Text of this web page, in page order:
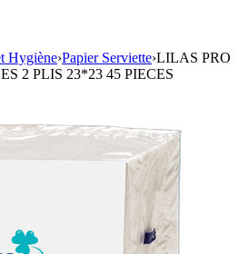
Hygiène›Papier Serviette›LILAS PRO
2 PLIS 23*23 45 PIECES